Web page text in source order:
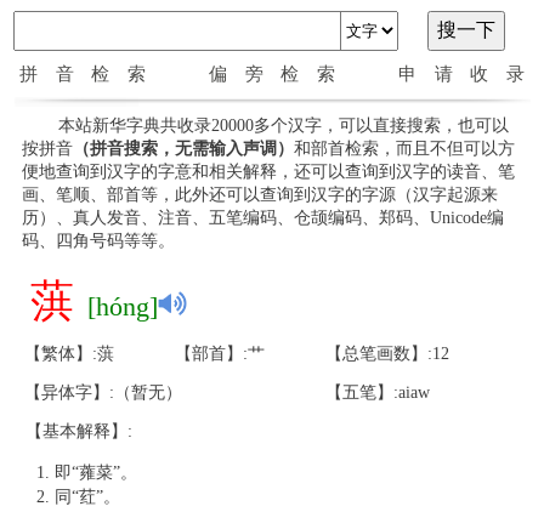
拼音检索 偏旁检索 申请收录
本站新华字典共收录20000多个汉字，可以直接搜索，也可以
按拼音（拼音搜索，无需输入声调） 和部首检索，而且不但可以方
便地查询到汉字的字意和相关解释，还可以查询到汉字的读音、笔
画、笔顺、部首等，此外还可以查询到汉字的字源（汉字起源来
历）、真人发音、注音、五笔编码、仓颉编码、郑码、Unicode编
码、四角号码等等。
葓 [hóng]
【繁体】:葓 【部首】:艹 【总笔画数】:12
【异体字】:（暂无） 【五笔】:aiaw
【基本解释】:
即“蕹菜”。
同“荭”。